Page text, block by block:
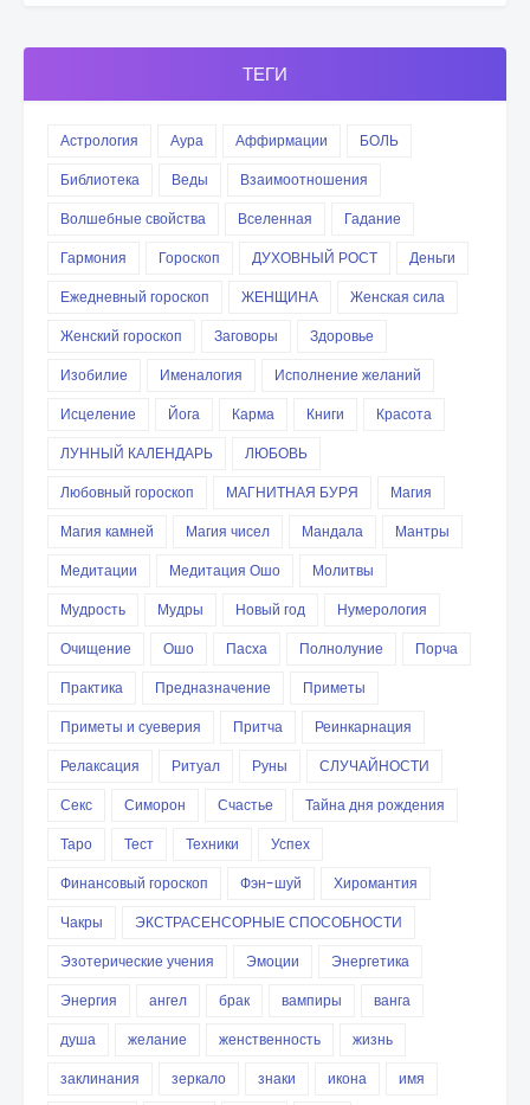
ТЕГИ
Астрология Аура Аффирмации
БОЛЬ
Библиотека
Веды
Взаимоотношения
Волшебные свойства
Вселенная
Гадание
Гармония
Гороскоп ДУХОВНЫЙ РОСТ
Деньги
Ежедневный гороскоп
ЖЕНЩИНА
Женская сила
Женский гороскоп
Заговоры
Здоровье
Изобилие
Именалогия
Исполнение желаний
Исцеление
Йога Карма Книги
Красота
ЛУННЫЙ КАЛЕНДАРЬ
ЛЮБОВЬ
Любовный гороскоп
МАГНИТНАЯ БУРЯ
Магия
Магия камней
Магия чисел Мандала
Мантры
Медитации
Медитация Ошо
Молитвы
Мудрость
Мудры Новый год
Нумерология
Очищение
Ошо Пасха Полнолуние
Порча
Практика
Предназначение
Приметы
Приметы и суеверия
Притча
Реинкарнация
Релаксация
Ритуал Руны
СЛУЧАЙНОСТИ
Секс
Симорон Счастье
Тайна дня рождения
Таро
Тест Техники
Успех
Финансовый гороскоп
Фэн-шуй
Хиромантия
Чакры
ЭКСТРАСЕНСОРНЫЕ СПОСОБНОСТИ
Эзотерические учения
Эмоции
Энергетика
Энергия
ангел брак вампиры
ванга
душа
желание женственность
жизнь
заклинания
зеркало знаки икона
имя